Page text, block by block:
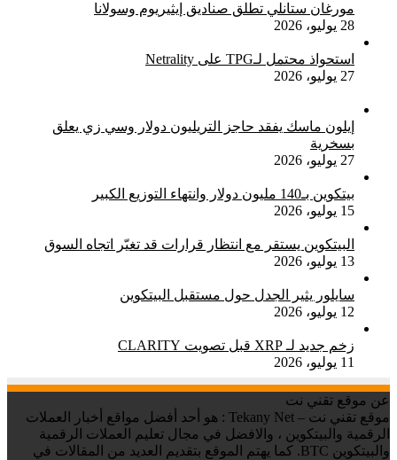
مورغان ستانلي تطلق صناديق إيثيريوم وسولانا
28 يوليو، 2026
استحواذ محتمل لـTPG على Netrality
27 يوليو، 2026
إيلون ماسك يفقد حاجز التريليون دولار وسي زي يعلق
بسخرية
27 يوليو، 2026
بيتكوين بـ140 مليون دولار وانتهاء التوزيع الكبير
15 يوليو، 2026
البيتكوين يستقر مع انتظار قرارات قد تغيّر اتجاه السوق
13 يوليو، 2026
سايلور يثير الجدل حول مستقبل البيتكوين
12 يوليو، 2026
زخم جديد لـ XRP قبل تصويت CLARITY
11 يوليو، 2026
عن موقع تقني نت
موقع تقني نت – Tekany Net : هو أحد أفضل مواقع أخبار العملات
الرقمية والبيتكوين ، والافضل في مجال تعليم العملات الرقمية
والبيتكوين BTC. كما يهتم الموقع بتقديم العديد من المقالات في